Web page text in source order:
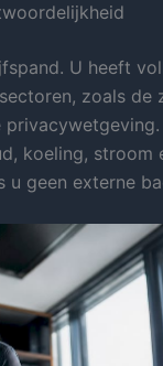
U heeft
zoals de
koeling, stroom
geen externe